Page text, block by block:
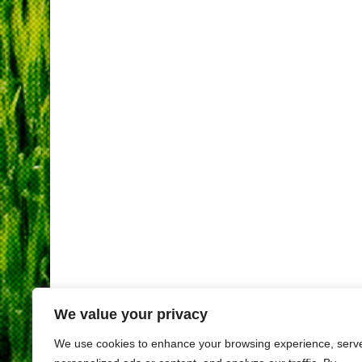
We value your privacy
We use cookies to enhance your browsing experience,